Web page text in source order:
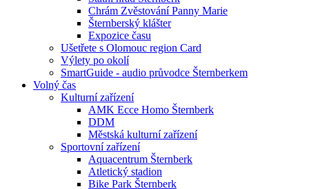
Chrám Zvěstování Panny Marie
Šternberský klášter
Expozice času
Ušetřete s Olomouc region Card
Výlety po okolí
SmartGuide - audio průvodce Šternberkem
Volný čas
Kulturní zařízení
AMK Ecce Homo Šternberk
DDM
Městská kulturní zařízení
Sportovní zařízení
Aquacentrum Šternberk
Atletický stadion
Bike Park Šternberk